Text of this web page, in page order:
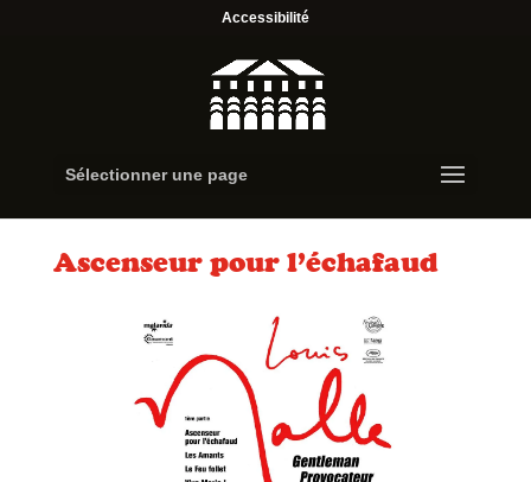
Accessibilité
Sélectionner une page
Ascenseur pour l’échafaud